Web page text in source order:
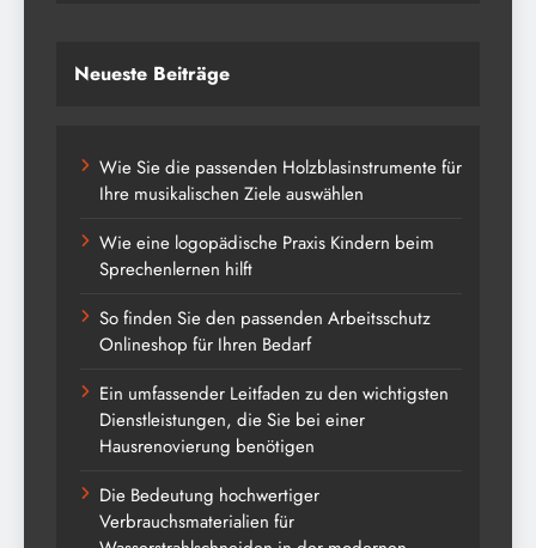
Neueste Beiträge
Wie Sie die passenden Holzblasinstrumente für
Ihre musikalischen Ziele auswählen
Wie eine logopädische Praxis Kindern beim
Sprechenlernen hilft
So finden Sie den passenden Arbeitsschutz
Onlineshop für Ihren Bedarf
Ein umfassender Leitfaden zu den wichtigsten
Dienstleistungen, die Sie bei einer
Hausrenovierung benötigen
Die Bedeutung hochwertiger
Verbrauchsmaterialien für